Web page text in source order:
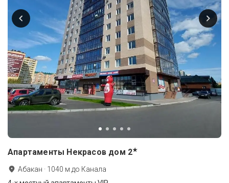
Апартаменты Некрасов дом 2★
Абакан · 1040 м до Канала